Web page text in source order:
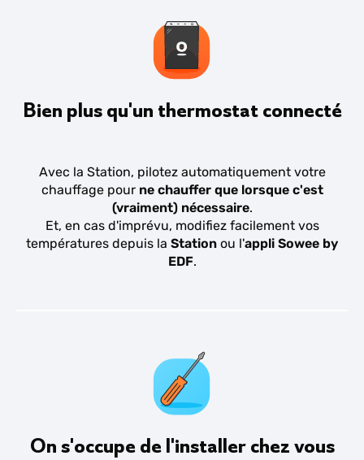
Bien plus qu'un thermostat connecté
Avec la Station, pilotez automatiquement votre
chauffage pour ne chauffer que lorsque c'est
(vraiment) nécessaire.
Et, en cas d'imprévu, modifiez facilement vos
températures depuis la Station ou l'appli Sowee by
EDF.
On s'occupe de l'installer chez vous